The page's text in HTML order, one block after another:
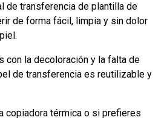
de transferencia de plantilla de
de forma fácil, limpia y sin dolor
con la decoloración y la falta de
de transferencia es reutilizable y
copiadora térmica o si prefieres